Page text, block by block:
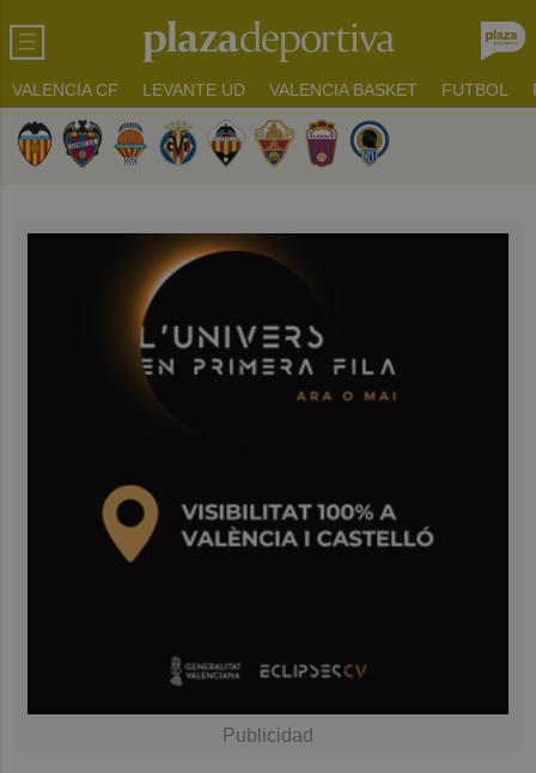
VALENCIA CF LEVANTE UD VALENCIA BASKET FUTBOL